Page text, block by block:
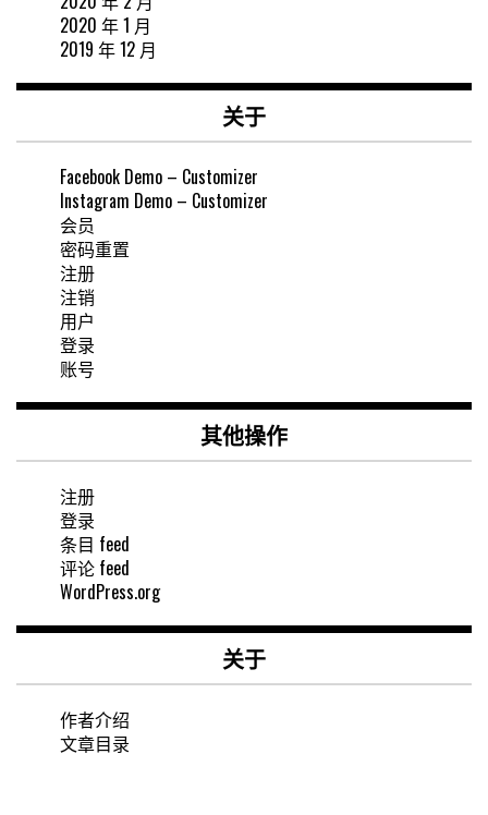
2020 年 1 月
2019 年 12 月
关于
Facebook Demo – Customizer
Instagram Demo – Customizer
会员
密码重置
注册
注销
用户
登录
账号
其他操作
注册
登录
条目 feed
评论 feed
WordPress.org
关于
作者介绍
文章目录